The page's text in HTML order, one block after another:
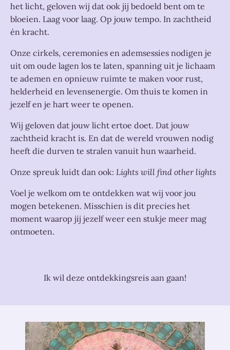
het licht, geloven wij dat ook jij bedoeld bent om te
bloeien. Laag voor laag. Op jouw tempo. In zachtheid
én kracht.
Onze cirkels, ceremonies en ademsessies nodigen je
uit om oude lagen los te laten, spanning uit je lichaam
te ademen en opnieuw ruimte te maken voor rust,
helderheid en levensenergie. Om thuis te komen in
jezelf en je hart weer te openen.
Wij geloven dat jouw licht ertoe doet. Dat jouw
zachtheid kracht is. En dat de wereld vrouwen nodig
heeft die durven te stralen vanuit hun waarheid.
Onze spreuk luidt dan ook: Lights will find other lights
Voel je welkom om te ontdekken wat wij voor jou
mogen betekenen. Misschien is dit precies het
moment waarop jij jezelf weer een stukje meer mag
ontmoeten.
Ik wil deze ontdekkingsreis aan gaan!